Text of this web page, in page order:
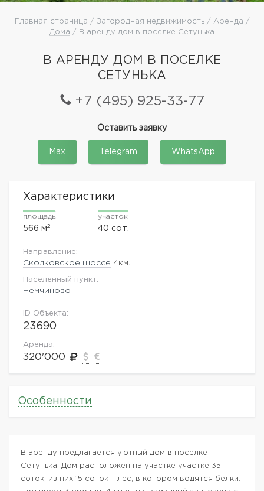
Главная страница / Загородная недвижимость/ Аренда /
Дома / В аренду дом в поселке Сетунька
В АРЕНДУ ДОМ В ПОСЕЛКЕ
СЕТУНЬКА
+7 (495) 925-33-77
Оставить заявку
Max Telegram WhatsApp
Характеристики
площадь
566 м2
участок
40 сот.
Направление:
Сколковское шоссе 4км.
Населённый пункт:
Немчиново
ID Объекта:
23690
Аренда:
320'000
Особенности
В аренду предлагается уютный дом в поселке
Сетунька. Дом расположен на участке участке 35
соток, из них 15 соток – лес, в котором водятся белки.